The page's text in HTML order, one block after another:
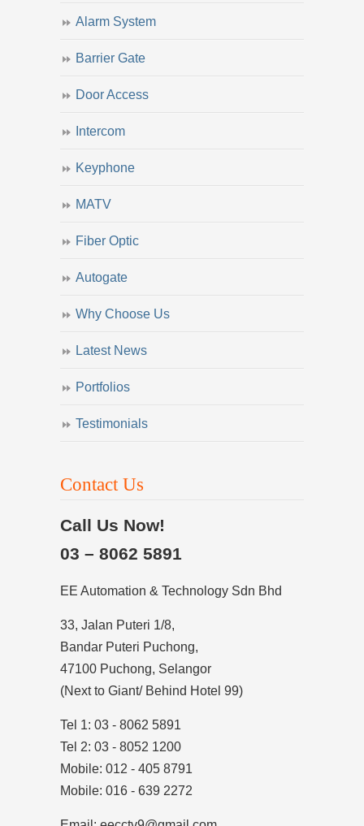
Alarm System
Barrier Gate
Door Access
Intercom
Keyphone
MATV
Fiber Optic
Autogate
Why Choose Us
Latest News
Portfolios
Testimonials
Contact Us
Call Us Now!
03 – 8062 5891
EE Automation & Technology Sdn Bhd
33, Jalan Puteri 1/8,
Bandar Puteri Puchong,
47100 Puchong, Selangor
(Next to Giant/ Behind Hotel 99)
Tel 1: 03 - 8062 5891
Tel 2: 03 - 8052 1200
Mobile: 012 - 405 8791
Mobile: 016 - 639 2272